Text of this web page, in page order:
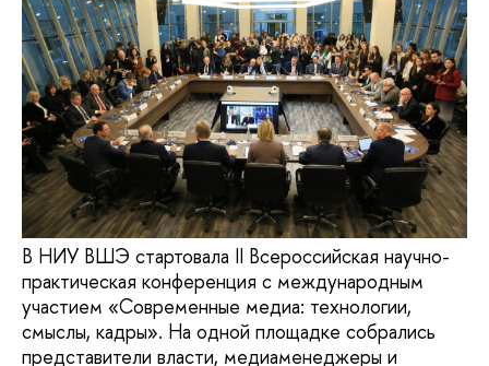
В НИУ ВШЭ стартовала II Всероссийская научно-
практическая конференция с международным
участием «Современные медиа: технологии,
смыслы, кадры». На одной площадке собрались
представители власти, медиаменеджеры и